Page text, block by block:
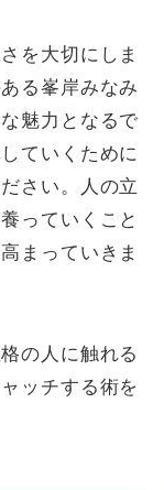
を大切にしま
る峯岸みなみ
魅力となるで
ていくために
さい。人の立
っていくこと
まっていきま
の人に触れる
ッチする術を